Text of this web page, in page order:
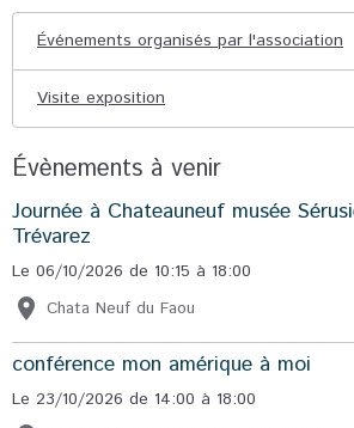
Événements organisés par l'association
Visite exposition
Évènements à venir
Journée à Chateauneuf musée
Trévarez
Le 06/10/2026 de 10:15 à 18:00
Chata Neuf du Faou
conférence mon amérique à moi
Le 23/10/2026 de 14:00 à 18:00